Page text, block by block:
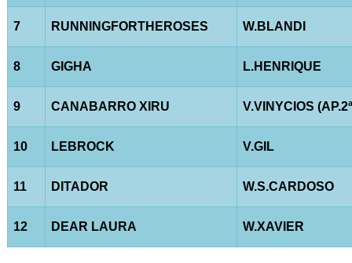
7 RUNNINGFORTHEROSES W.BLANDI
8 GIGHA L.HENRIQUE
9 CANABARRO XIRU V.VINYCIOS
10 LEBROCK V.GIL
11 DITADOR W.S.CARDOSO
12 DEAR LAURA W.XAVIER